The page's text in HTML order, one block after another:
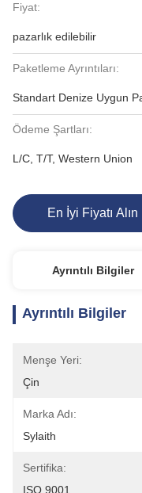
Fiyat:
pazarlık edilebilir
Paketleme Ayrıntıları:
Standart Denize Uygun
Ödeme Şartları:
L/C, T/T, Western Union
En İyi Fiyatı Alın
Ayrıntılı Bilgiler
Ayrıntılı Bilgiler
Menşe Yeri:
Çin
Marka Adı:
Sylaith
Sertifika:
ISO 9001